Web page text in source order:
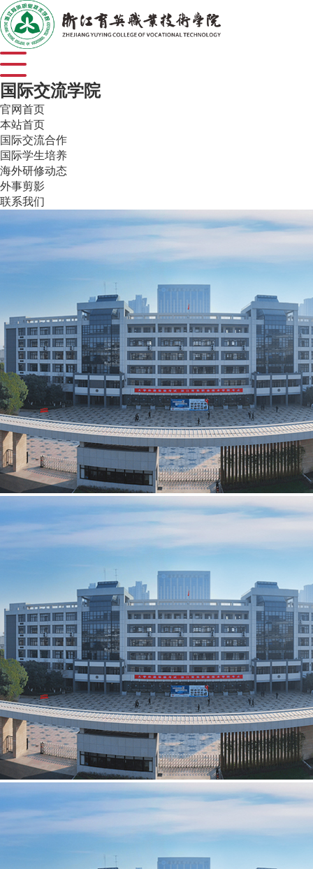
国际交流学院
官网首页
本站首页
国际交流合作
国际学生培养
海外研修动态
外事剪影
联系我们